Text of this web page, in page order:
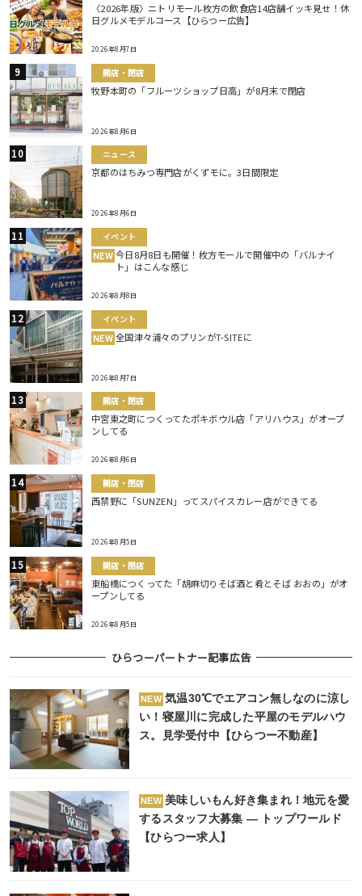
〈2026年版〉ニトリモール枚方の飲食店14店舗イッキ見せ！休
日グルメモデルコース【ひらつー広告】
2026年8月7日
開店・閉店
牧野本町の「フルーツショップ日高」が8月末で閉店
2026年8月6日
ニュース
京都のはちみつ専門店がくずモに。3日間限定
2026年8月6日
イベント
NEW 今日8月8日も開催！枚方モールで開催中の「バルナイ
ト」はこんな感じ
2026年8月8日
イベント
NEW 全国津々浦々のプリンがT-SITEに
2026年8月7日
開店・閉店
中宮東之町につくってたポキボウル店「アリハウス」がオープ
ンしてる
2026年8月6日
開店・閉店
西禁野に「SUNZEN」ってスパイスカレー店ができてる
2026年8月5日
開店・閉店
東船橋につくってた「胡麻切りそば酒と肴とそば おおの」がオ
ープンしてる
2026年8月5日
ひらつーパートナー記事広告
NEW 気温30℃でエアコン無しなのに涼し
い！寝屋川に完成した平屋のモデルハウ
ス。見学受付中【ひらつー不動産】
NEW 美味しいもん好き集まれ！地元を愛
するスタッフ大募集 ― トップワールド
【ひらつー求人】